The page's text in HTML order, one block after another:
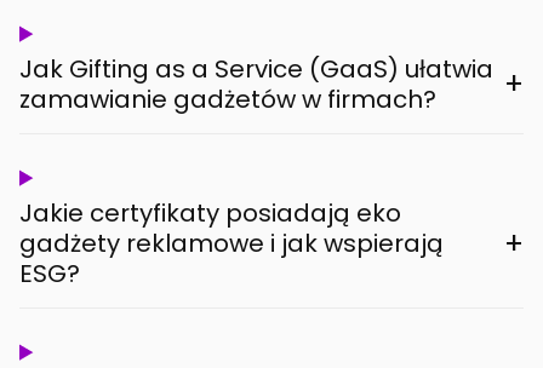
Jak Gifting as a Service (GaaS) ułatwia
zamawianie gadżetów w firmach?
+
Jakie certyfikaty posiadają eko
gadżety reklamowe i jak wspierają
ESG?
+